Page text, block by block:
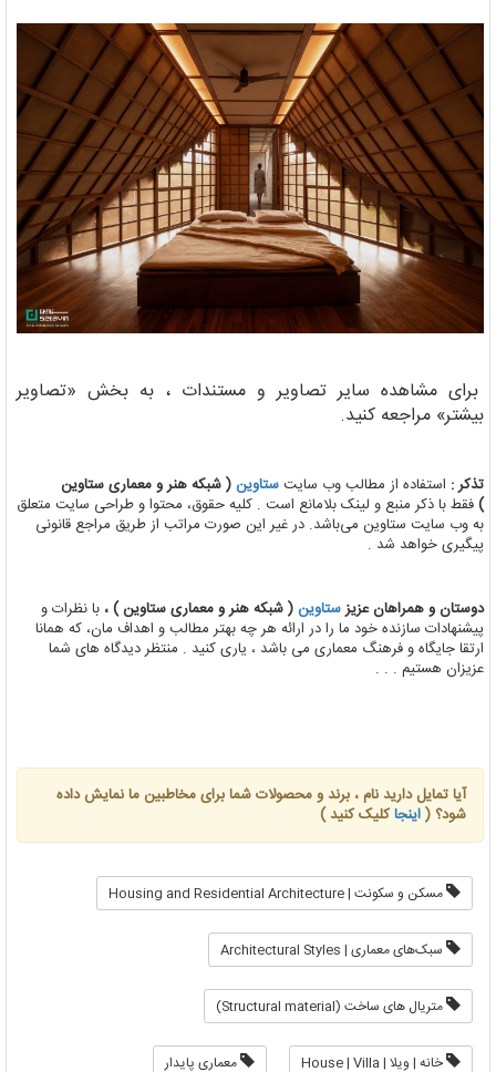
برای مشاهده سایر تصاویر و مستندات ، به بخش «تصاویر
بیشتر» مراجعه کنید.
تذکر : استفاده از مطالب وب سایتستاوین( شبکه هنر و معماری ستاوین
)فقط با ذکر منبع و لینک بلامانع است . کلیه حقوق، محتوا و طراحی سایت متعلق
به وب سایت ستاوین می‌باشد. در غیر این صورت مراتب از طریق مراجع قانونی
پیگیری خواهد شد .
دوستان و همراهان عزیزستاوین( شبکه هنر و معماری ستاوین ) ، با نظرات و
پیشنهادات سازنده خود ما را در ارائه هر چه بهتر مطالب و اهداف مان، که همانا
ارتقا جایگاه و فرهنگ معماری می باشد ، یاری کنید . منتظر دیدگاه های شما
عزیزان هستیم . . .
آیا تمایل دارید نام ، برند و محصولات شما برای مخاطبین ما نمایش داده
شود؟ (اینجاکلیک کنید )
مسکن و سکونت | Housing and Residential Architecture
سبک‌های معماری | Architectural Styles
متریال های ساخت (Structural material)
خانه | ویلا | House | Villa معماری پایدار